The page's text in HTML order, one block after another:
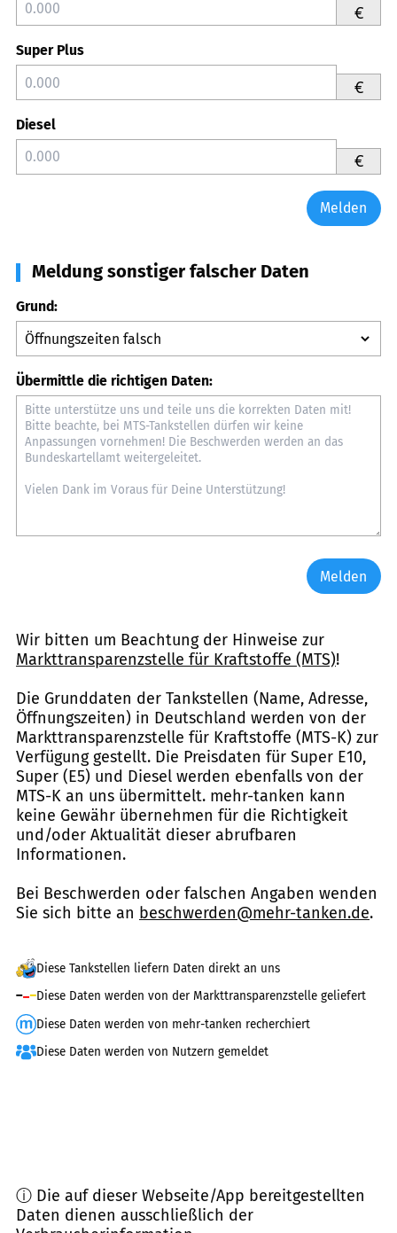
€
Super Plus
€
Diesel
€
Melden
Meldung sonstiger falscher Daten
Grund:
Übermittle die richtigen Daten:
Melden
Wir bitten um Beachtung der Hinweise zur
Markttransparenzstelle für Kraftstoffe (MTS)!
Die Grunddaten der Tankstellen (Name, Adresse,
Öffnungszeiten) in Deutschland werden von der
Markttransparenzstelle für Kraftstoffe (MTS-K) zur
Verfügung gestellt. Die Preisdaten für Super E10,
Super (E5) und Diesel werden ebenfalls von der
MTS-K an uns übermittelt. mehr-tanken kann
keine Gewähr übernehmen für die Richtigkeit
und/oder Aktualität dieser abrufbaren
Informationen.
Bei Beschwerden oder falschen Angaben wenden
Sie sich bitte an beschwerden@mehr-tanken.de.
Diese Tankstellen liefern Daten direkt an uns
Diese Daten werden von der Markttransparenzstelle geliefert
Diese Daten werden von mehr-tanken recherchiert
Diese Daten werden von Nutzern gemeldet
ⓘ Die auf dieser Webseite/App bereitgestellten
Daten dienen ausschließlich der